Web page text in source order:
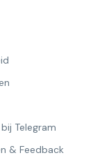
Telegram
& Feedback